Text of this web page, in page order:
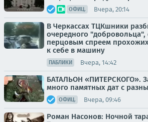
ОФИЦ. Вчера, 20:14
В Черкассах ТЦКшники
очередного "добровольца",
перцовым спреем
к себе в машину
ПАБЛИКИ Вчера, 14:42
БАТАЛЬОН «ПИТЕРСКОГО».
много памятных дат с
ОФИЦ. Вчера, 09:46
Роман Насонов: Ночной